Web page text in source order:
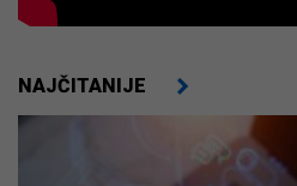
NAJČITANIJE